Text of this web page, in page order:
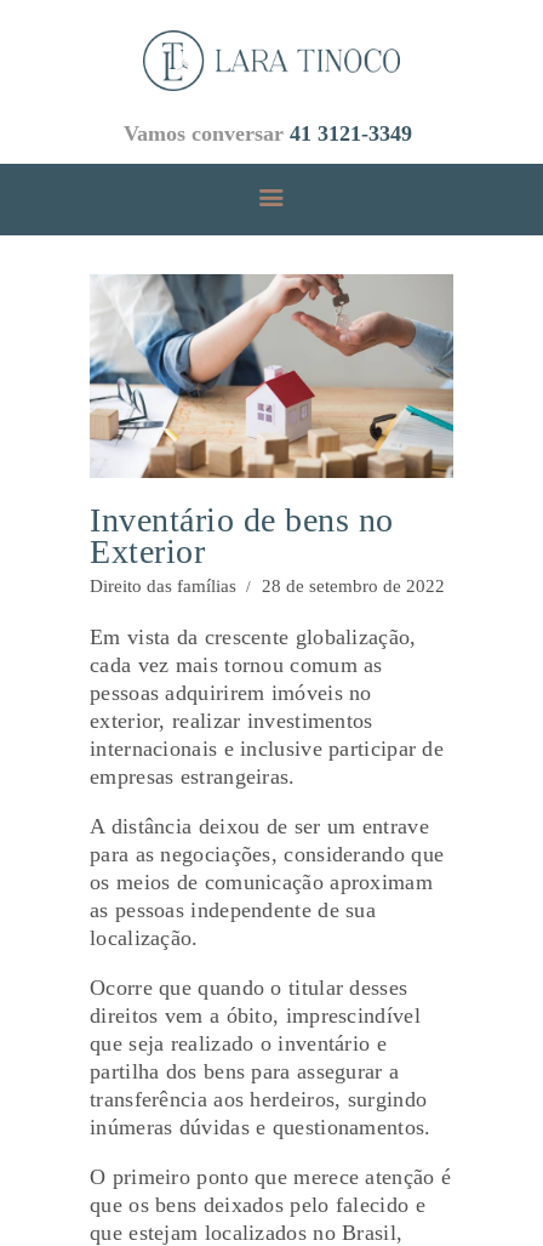
Vamos conversar 41 3121-3349
ÁREAS DE ATUAÇÃO
EMPRESA
EQUIPE
BLOG
CONTATOS
Inventário de bens no
Exterior
Direito das famílias 28 de setembro de 2022
Em vista da crescente globalização,
cada vez mais tornou comum as
pessoas adquirirem imóveis no
exterior, realizar investimentos
internacionais e inclusive participar de
empresas estrangeiras.
A distância deixou de ser um entrave
para as negociações, considerando que
os meios de comunicação aproximam
as pessoas independente de sua
localização.
Ocorre que quando o titular desses
direitos vem a óbito, imprescindível
que seja realizado o inventário e
partilha dos bens para assegurar a
transferência aos herdeiros, surgindo
inúmeras dúvidas e questionamentos.
O primeiro ponto que merece atenção é
que os bens deixados pelo falecido e
que estejam localizados no Brasil,